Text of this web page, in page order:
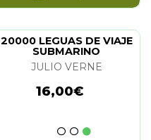
20000 LEGUAS DE VIAJE
SUBMARINO
JULIO VERNE
16,00€